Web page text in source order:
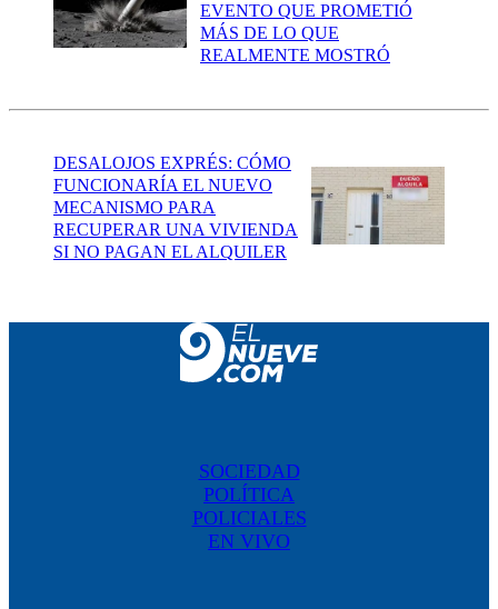
EVENTO QUE PROMETIÓ
MÁS DE LO QUE
REALMENTE MOSTRÓ
DESALOJOS EXPRÉS: CÓMO
FUNCIONARÍA EL NUEVO
MECANISMO PARA
RECUPERAR UNA VIVIENDA
SI NO PAGAN EL ALQUILER
SOCIEDAD
POLÍTICA
POLICIALES
EN VIVO